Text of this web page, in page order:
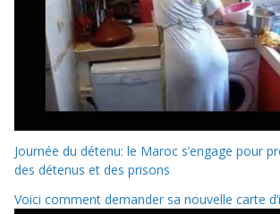
Journée du détenu: le Maroc s’engage pour
des détenus et des prisons
Voici comment demander sa nouvelle carte